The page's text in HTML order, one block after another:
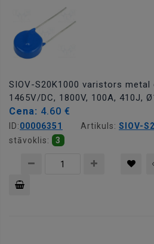
SIOV-S20K1000 varistors metal
1465V/DC, 1800V, 100A, 410J,
Cena: 4.60 €
ID:00006351 Artikuls: SIOV-
stāvoklis:
3